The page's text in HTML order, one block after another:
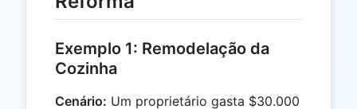
Exemplo 1: Remodelação da
Cozinha
Cenário: Um proprietário gasta $30.000